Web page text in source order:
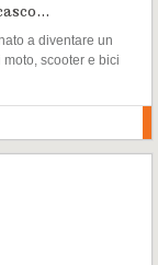
a diventare un
scooter e bici
in
e al pratico